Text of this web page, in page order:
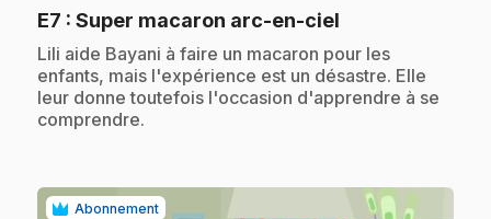
E7 : Super macaron arc-en-ciel
.Lili aide Bayani à faire un macaron pour les
enfants, mais l'expérience est un désastre. Elle
leur donne toutefois l'occasion d'apprendre à se
comprendre.
Abonnement